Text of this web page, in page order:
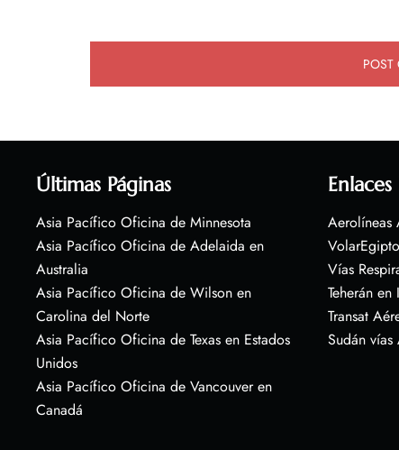
Últimas Páginas
Asia Pacífico Oficina de Minnesota
Asia Pacífico Oficina de Adelaida en
Australia
Asia Pacífico Oficina de Wilson en
Carolina del Norte
Asia Pacífico Oficina de Texas en Estados
Unidos
Asia Pacífico Oficina de Vancouver en
Canadá
Aerolíneas
VolarEgipto
Vías
Teherán en
Transat
Sudán vías